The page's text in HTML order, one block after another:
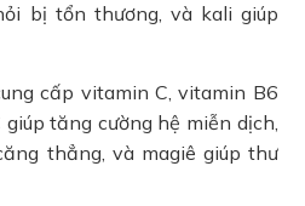
bị tổn thương, và kali giúp
cấp vitamin C, vitamin B6
tăng cường hệ miễn dịch,
thẳng, và magiê giúp thư